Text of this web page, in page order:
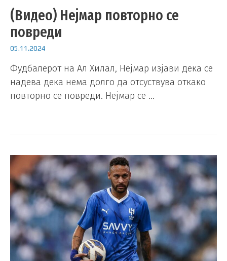
(Видео) Нејмар повторно се
повреди
05.11.2024
Фудбалерот на Ал Хилал, Нејмар изјави дека се
надева дека нема долго да отсуствува откако
повторно се повреди. Нејмар се …